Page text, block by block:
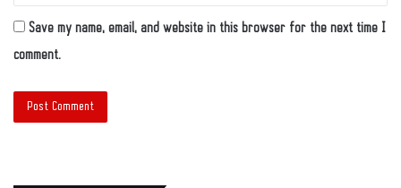
Save my name, email, and website in this browser for the next time I
comment.